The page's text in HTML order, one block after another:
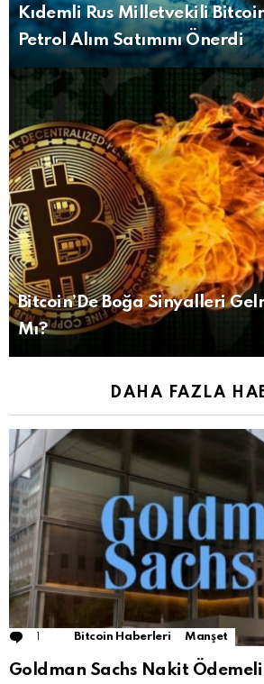
Kıdemli Rus Milletvekili
Petrol Alım Satımını Önerdi
Bitcoin’De Boğa Sinyalleri
Mı?
DAHA FAZLA
Comment
Bitcoin Haberleri Manşet
Goldman Sachs Nakit